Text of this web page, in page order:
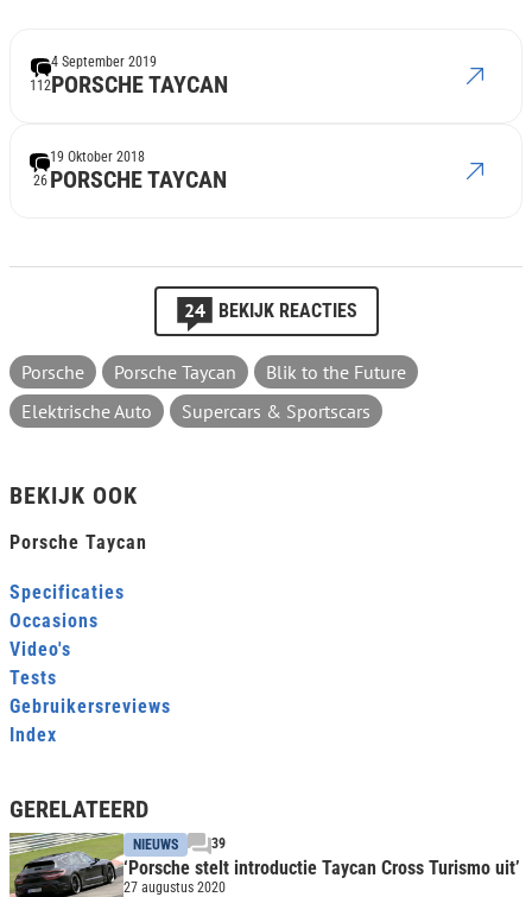
112PORSCHE TAYCAN
4 September 2019
26 PORSCHE TAYCAN
19 Oktober 2018
24 BEKIJK REACTIES
Porsche Porsche Taycan
Blik to the Future
Elektrische Auto
Supercars & Sportscars
BEKIJK OOK
Porsche Taycan
Specificaties
Occasions
Video's
Tests
Gebruikersreviews
Index
GERELATEERD
NIEUWS 39
‘Porsche stelt introductie Taycan Cross Turismo uit’
27 augustus 2020